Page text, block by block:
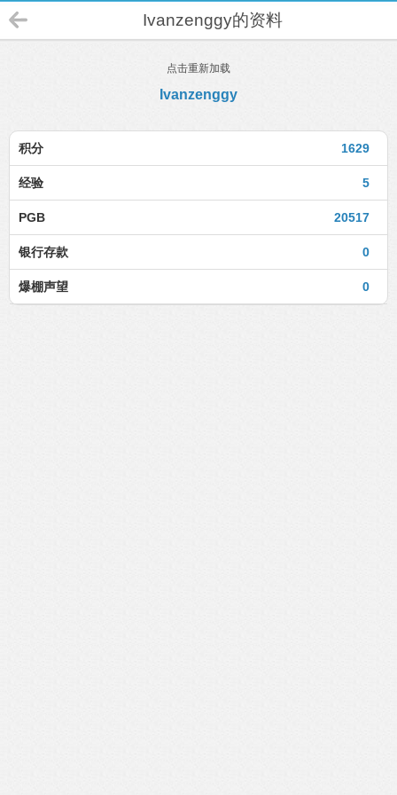
Ivanzenggy的资料
点击重新加载
Ivanzenggy
1629
积分
5
经验
20517
PGB
0
银行存款
0
爆棚声望